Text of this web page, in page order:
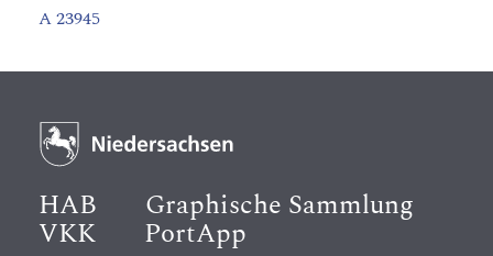
A 23945
HAB Graphische Sammlung
VKK PortApp